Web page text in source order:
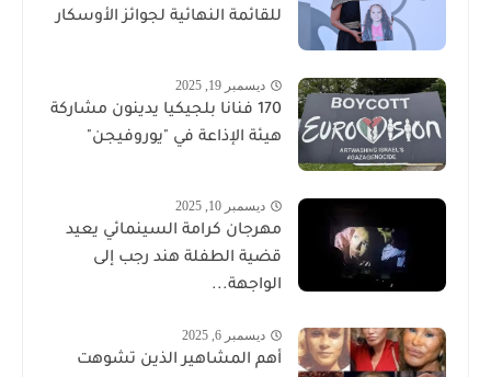
للقائمة النهائية لجوائز الأوسكار
ديسمبر 19, 2025
170 فنانا بلجيكيا يدينون مشاركة
هيئة الإذاعة في "يوروفيجن"
ديسمبر 10, 2025
مهرجان كرامة السينمائي يعيد
قضية الطفلة هند رجب إلى
الواجهة...
ديسمبر 6, 2025
أهم المشاهير الذين تشوهت